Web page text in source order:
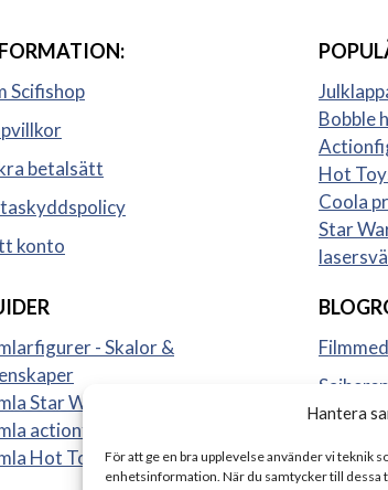
Hantera
För att ge en bra upplevelse använder vi teknik
enhetsinformation. När du samtycker till dessa
Scifishop
betalsätt
konto
- Skalor &
Star Wars figurer
actionfigurer
Hot Toys
Bobble
Hot
Coola
Star